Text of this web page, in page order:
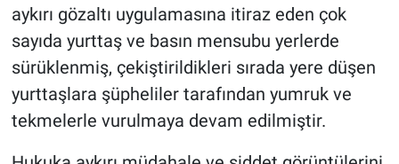
aykırı gözaltı uygulamasına itiraz eden çok
sayıda yurttaş ve basın mensubu yerlerde
sürüklenmiş, çekiştirildikleri sırada yere düşen
yurttaşlara şüpheliler tarafından yumruk ve
tekmelerle vurulmaya devam edilmiştir.
Canlı Yayın